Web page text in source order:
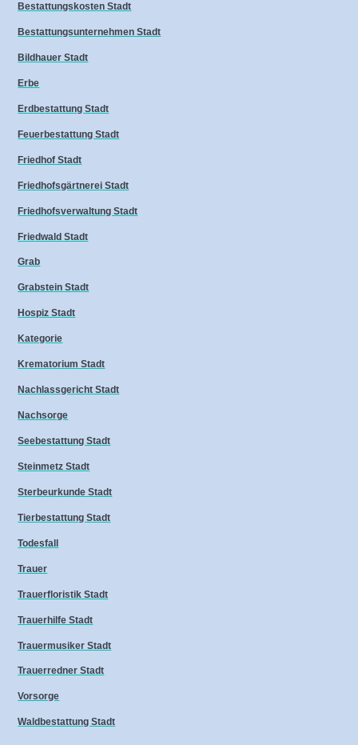
Bestattungskosten Stadt
Bestattungsunternehmen Stadt
Bildhauer Stadt
Erbe
Erdbestattung Stadt
Feuerbestattung Stadt
Friedhof Stadt
Friedhofsgärtnerei Stadt
Friedhofsverwaltung Stadt
Friedwald Stadt
Grab
Grabstein Stadt
Hospiz Stadt
Kategorie
Krematorium Stadt
Nachlassgericht Stadt
Nachsorge
Seebestattung Stadt
Steinmetz Stadt
Sterbeurkunde Stadt
Tierbestattung Stadt
Todesfall
Trauer
Trauerfloristik Stadt
Trauerhilfe Stadt
Trauermusiker Stadt
Trauerredner Stadt
Vorsorge
Waldbestattung Stadt